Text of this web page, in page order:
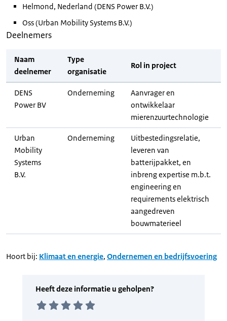
Helmond, Nederland (DENS Power B.V.)
Oss (Urban Mobility Systems B.V.)
Deelnemers
Naam
deelnemer
Type
organisatie
Rol in project
DENS
Power BV
Onderneming
Aanvrager en
ontwikkelaar
mierenzuurtechnologie
Urban
Mobility
Systems
B.V.
Onderneming
Uitbestedingsrelatie,
leveren van
batterijpakket, en
inbreng expertise m.b.t.
engineering en
requirements elektrisch
aangedreven
bouwmaterieel
Hoort bij: Klimaat en energie, Ondernemen en bedrijfsvoering